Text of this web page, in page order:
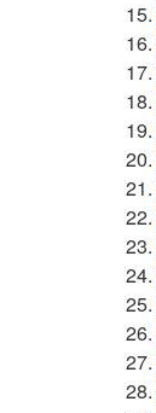
15.
16.
17.
18.
19.
20.
21.
22.
23.
24.
25.
26.
27.
28.